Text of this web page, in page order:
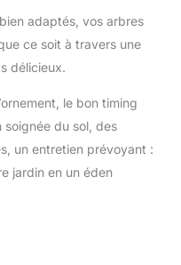
adaptés, vos arbres
ce soit à travers une
délicieux.
le bon timing
du sol, des
un entretien prévoyant :
jardin en un éden